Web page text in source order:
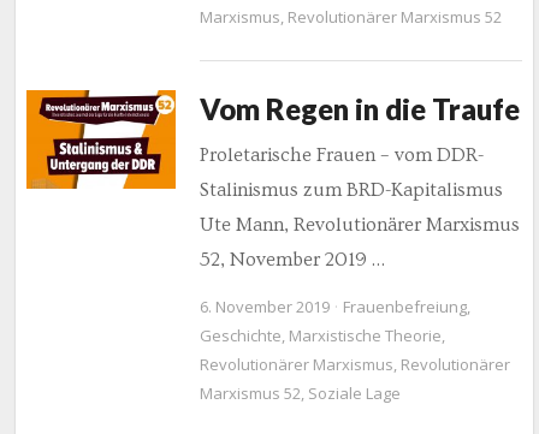
Marxismus, Revolutionärer Marxismus 52
Vom Regen in die Traufe
Proletarische Frauen – vom DDR-
Stalinismus zum BRD-Kapitalismus
Ute Mann, Revolutionärer Marxismus
52, November 2019 …
6. November 2019 Frauenbefreiung,
Geschichte, Marxistische Theorie,
Revolutionärer Marxismus, Revolutionärer
Marxismus 52, Soziale Lage